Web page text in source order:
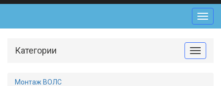
Меню
Toggle
Категории
Монтаж ВОЛС